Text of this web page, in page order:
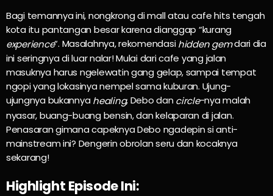
Bagi temannya ini, nongkrong di mall atau cafe hits tengah
kota itu pantangan besar karena dianggap “kurang
experience“. Masalahnya, rekomendasihidden gemdari dia
ini seringnya di luar nalar! Mulai dari cafe yang jalan
masuknya harus ngelewatin gang gelap, sampai tempat
ngopi yang lokasinya nempel sama kuburan. Ujung-
ujungnya bukannya healing, Debo dan circle-nya malah
nyasar, buang-buang bensin, dan kelaparan di jalan.
Penasaran gimana capeknya Debo ngadepin si anti-
mainstream ini? Dengerin obrolan seru dan kocaknya
sekarang!
Highlight Episode Ini: